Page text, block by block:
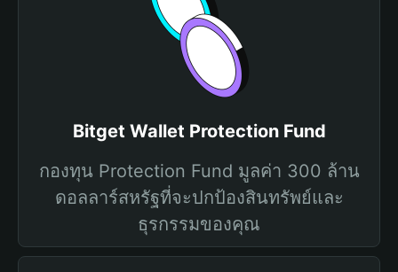
Bitget Wallet Protection Fund
กองทุน Protection Fund มูลค่า 300 ล้าน
ดอลลาร์สหรัฐที่จะปกป้องสินทรัพย์และ
ธุรกรรมของคุณ